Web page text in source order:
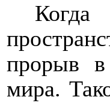
прорыв в
мира.